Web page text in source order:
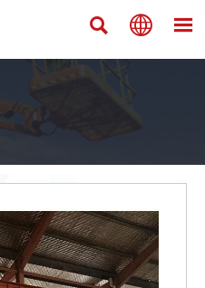
  